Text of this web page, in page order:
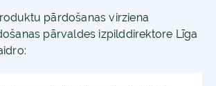
pārdošanas virziena
pārvaldes izpilddirektore Līga